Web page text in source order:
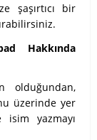
şaşırtıcı bir
Hakkında
üzerinde yer
isim yazmayı